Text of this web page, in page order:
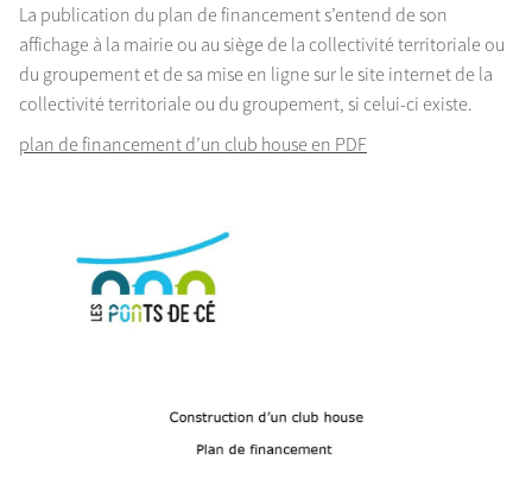
La publication du plan de financement s’entend de son
affichage à la mairie ou au siège de la collectivité territoriale ou
du groupement et de sa mise en ligne sur le site internet de la
collectivité territoriale ou du groupement, si celui-ci existe.
plan de financement d’un club house en PDF